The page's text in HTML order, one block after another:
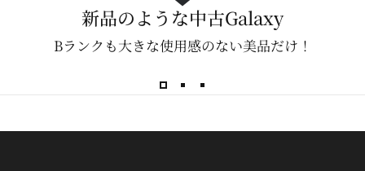
新品のような中古Galaxy
Bランクも大きな使用感のない美品だけ！